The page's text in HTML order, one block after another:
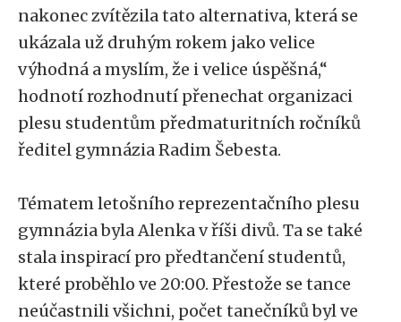
nakonec zvítězila tato alternativa, která se
ukázala už druhým rokem jako velice
výhodná a myslím, že i velice úspěšná,“
hodnotí rozhodnutí přenechat organizaci
plesu studentům předmaturitních ročníků
ředitel gymnázia Radim Šebesta.
Tématem letošního reprezentačního plesu
gymnázia byla Alenka v říši divů. Ta se také
stala inspirací pro předtančení studentů,
které proběhlo ve 20:00. Přestože se tance
neúčastnili všichni, počet tanečníků byl ve